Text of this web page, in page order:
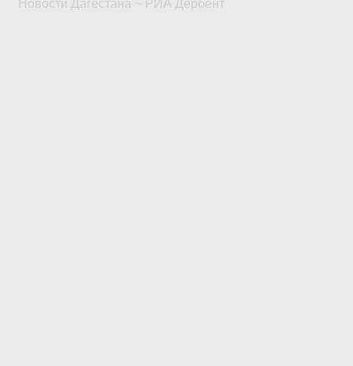
Новости Дагестана ~ РИА Дербент